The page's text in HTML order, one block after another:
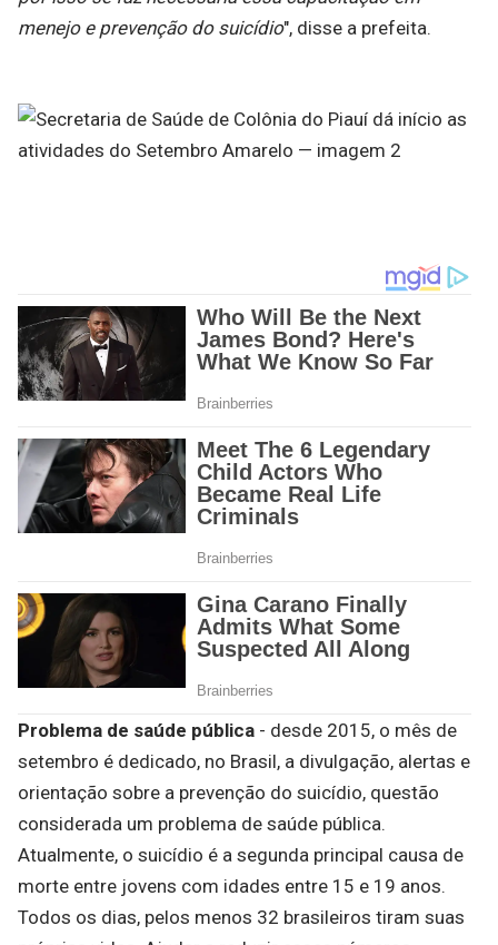
menejo e prevenção do suicídio", disse a prefeita.
Problema de saúde pública - desde 2015, o mês de
setembro é dedicado, no Brasil, a divulgação, alertas e
orientação sobre a prevenção do suicídio, questão
considerada um problema de saúde pública.
Atualmente, o suicídio é a segunda principal causa de
morte entre jovens com idades entre 15 e 19 anos.
Todos os dias, pelos menos 32 brasileiros tiram suas